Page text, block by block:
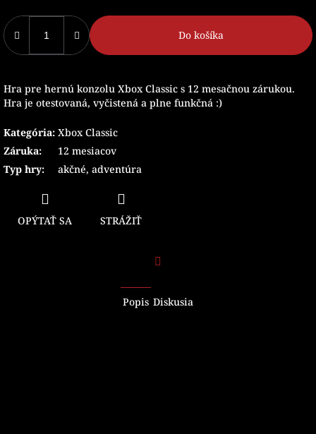
Do košíka
Hra pre hernú konzolu Xbox Classic s 12 mesačnou zárukou.
Hra je otestovaná, vyčistená a plne funkčná :)
Kategória: Xbox Classic
Záruka:
12 mesiacov
Typ hry: akčné, adventúra
OPÝTAŤ SA STRÁŽIŤ
Popis Diskusia